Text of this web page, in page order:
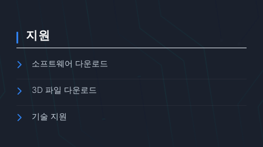
지원
소프트웨어 다운로드
3D 파일 다운로드
기술 지원